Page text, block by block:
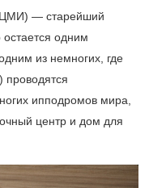
— старейший
одним
из немногих, где
ипподромов мира,
центр и дом для